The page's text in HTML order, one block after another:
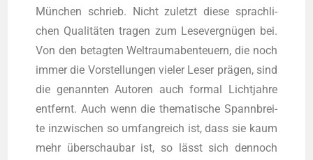
Mün­chen schrieb. Nicht zuletzt die­se sprach­li­
chen Qua­li­tä­ten tra­gen zum Lese­ver­gnü­gen bei.
Von den betag­ten Welt­raum­aben­teu­ern, die noch
immer die Vor­stel­lun­gen vie­ler Leser prä­gen, sind
die genann­ten Autoren auch for­mal Licht­jah­re
ent­fernt. Auch wenn die the­ma­ti­sche Spann­brei­
te inzwi­schen so umfang­reich ist, dass sie kaum
mehr über­schau­bar ist, so lässt sich den­noch